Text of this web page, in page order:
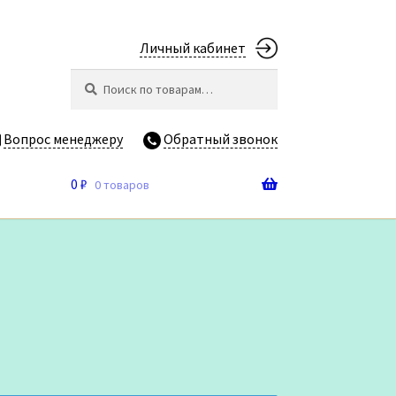
Личный кабинет
Вопрос менеджеру Обратный звонок
0 ₽ 0 товаров